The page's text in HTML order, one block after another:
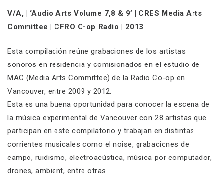
V/A, | ‘Audio Arts Volume 7,8 & 9’ | CRES Media Arts
Committee | CFRO C-op Radio | 2013
Esta compilación reúne grabaciones de los artistas
sonoros en residencia y comisionados en el estudio de
MAC (Media Arts Committee) de la Radio Co-op en
Vancouver, entre 2009 y 2012.
Esta es una buena oportunidad para conocer la escena de
la música experimental de Vancouver con 28 artistas que
participan en este compilatorio y trabajan en distintas
corrientes musicales como el noise, grabaciones de
campo, ruidismo, electroacústica, música por computador,
drones, ambient, entre otras.